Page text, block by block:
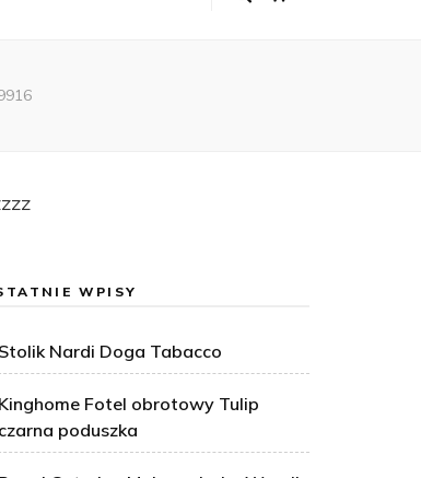
WPISY
Stolik Nardi Doga Tabacco
Kinghome Fotel obrotowy Tulip
czarna poduszka